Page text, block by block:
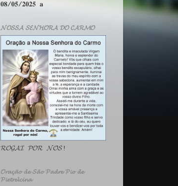
𝟎𝟖/𝟎𝟓/𝟐𝟎𝟐𝟓 𝐚
𝓝𝓞𝓢𝓢𝓐 𝓢𝓔𝓝𝓗𝓞𝓡𝓐 𝓓𝓞 𝓒𝓐𝓡𝓜𝓞
𝓡𝓞𝓖𝓐𝓘 𝓟𝓞𝓡 𝓝𝓞́𝓢!
𝓞𝓻𝓪𝓬̧𝓪̃𝓸 𝓭𝓮 𝓢𝓪̃𝓸 𝓟𝓪𝓭𝓻𝓮 𝓟𝓲𝓸 𝓭𝓮
𝓟𝓲𝓮𝓽𝓻𝓮𝓵𝓬𝓲𝓷𝓪